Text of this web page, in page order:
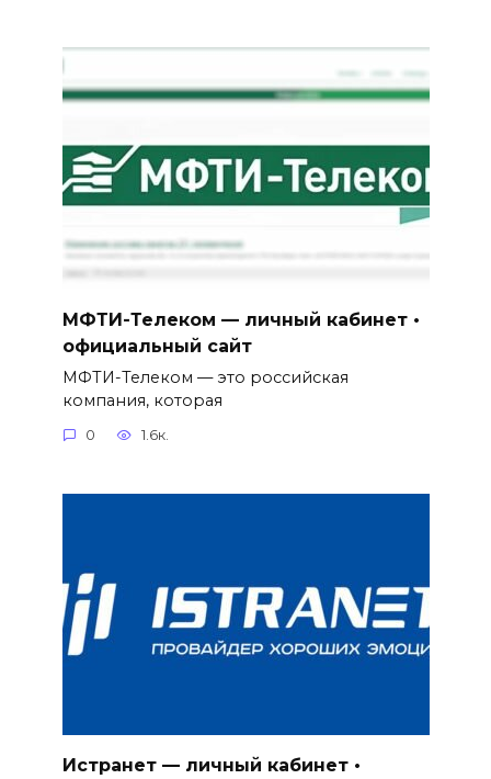
МФТИ-Телеком — личный кабинет •
официальный сайт
МФТИ-Телеком — это российская
компания, которая
0 1.6к.
Истранет — личный кабинет •